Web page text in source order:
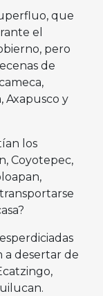
que
el
pero
de
Axapusco y
los
Coyotepec,
desertar de